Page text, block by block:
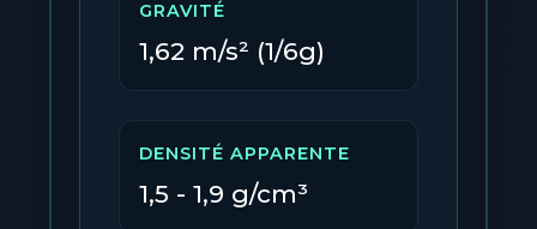
GRAVITÉ
1,62 m/s² (1/6g)
DENSITÉ APPARENTE
1,5 - 1,9 g/cm³